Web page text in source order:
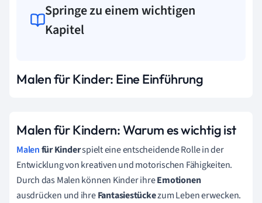
Springe zu einem wichtigen
Kapitel
Malen für Kinder: Eine Einführung
Malen für Kindern: Warum es wichtig ist
Malenfür Kinderspielt eine entscheidende Rolle in der
Entwicklung von kreativen und motorischen Fähigkeiten.
Durch das Malen können Kinder ihreEmotionen
ausdrücken und ihreFantasiestückezum Leben erwecken.